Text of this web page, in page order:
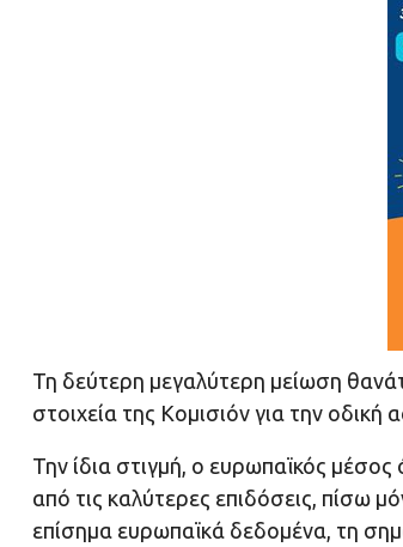
Τη δεύτερη μεγαλύτερη μείωση
στοιχεία της Κομισιόν για την
Την ίδια στιγμή, ο ευρωπαϊκός
από τις καλύτερες επιδόσεις, πίσω
επίσημα ευρωπαϊκά δεδομένα, τη